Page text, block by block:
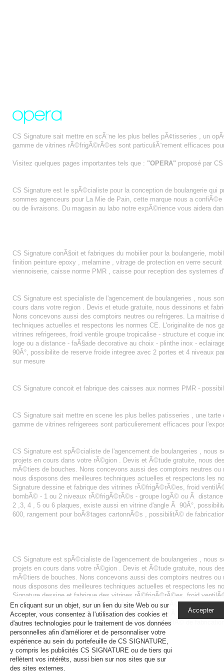
CS Signature sait mettre en scÃ¨ne les plus belles pÃ¢tisseries , un
gamme de vitrines rÃ©frigÃ©rÃ©es sont particuliÃ¨rement efficaces
Visitez quelques pages importantes tels que : "OPERA" proposé par
CS Signature est le spÃ©cialiste pour la conception de boulangerie qui
sommes agenceurs pour La Mie de Pain, cette marque nous a
ou de livraisons. Du magasin au labo notre expÃ©rience vous aidera
CS Signature conÃ§oit et fabriques du mobilier pour la boulangerie,
finition peinture epoxy , melamine , vitrage de protection en verre
viennoiserie, caisse norme PMR , caisse pour reception des systemes
CS Signature est specialiste de l'agencement de boulangeries , nous
cours dans votre region . Devis et etude gratuite, nous dessinons et
Nons concevons aussi des comptoirs neutres ou refrigeres. La
techniques actuelles et respectons les normes CE. L'originalite de nos
vitrines refrigerees, froid ventile groupe tropicalise - structure et coque
loge ou a distance - faÃ§ade decorative au choix - plinthe inox -
90Â°, possibilite de reserve froide integree avec 2 portes et 4 niveaux
sur mesure
CS Signature concoit et fabrique des caisses aux normes PMR -
CS Signature sait mettre en scene les plus belles patisseries , une
gamme de vitrines refrigerees sont particulierement efficaces pour
CS Signature est spÃ©cialiste de l'agencement de boulangeries ,
projets en cours dans votre rÃ©gion . Devis et Ã©tude gratuite, nous
mÃ©tiers de bouches. Nons concevons aussi des comptoirs neutres
nous disposons des meilleures techniques actuelles et respectons les
Signature dessine et fabrique des vitrines rÃ©frigÃ©rÃ©es, froid
bombÃ© - 1 ou 2 niveaux rÃ©frigÃ©rÃ©s - groupe logÃ© ou Ã
2 ,3, 4 , 5 ou 6 plaques, existe aussi en vitrine d'angle Ã 90Â°,
600, rangement pour boÃ®tages cartonnÃ©s , possibilitÃ© de
CS Signature est spÃ©cialiste de l'agencement de boulangeries ,
projets en cours dans votre rÃ©gion . Devis et Ã©tude gratuite, nous
mÃ©tiers de bouches. Nons concevons aussi des comptoirs neutres
nous disposons des meilleures techniques actuelles et respectons les
Signature dessine et fabrique des vitrines rÃ©frigÃ©rÃ©es, froid
bombÃ© - 1 ou 2 niveaux rÃ©frigÃ©rÃ©s - groupe logÃ© ou Ã
2 ,3, 4 , 5 ou 6 plaques, existe aussi en vitrine d'angle Ã 90Â°,
600, rangement pour boÃ®tages cartonnÃ©s , possibilitÃ© de
En cliquant sur un objet, sur un lien du site Web ou sur
Accepter, vous consentez à l'utilisation des cookies et
d'autres technologies pour le traitement de vos données
personnelles afin d'améliorer et de personnaliser votre
expérience au sein du portefeuille de CS SIGNATURE,
y compris les publicités CS SIGNATURE ou de tiers qui
reflètent vos intérêts, aussi bien sur nos sites que sur
des sites externes.
Accepter